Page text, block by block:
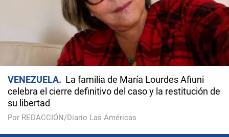
VENEZUELA
La familia de María Lourdes Afiuni
celebra el cierre definitivo del caso y la restitución de
su libertad
Por REDACCIÓN/Diario Las Américas